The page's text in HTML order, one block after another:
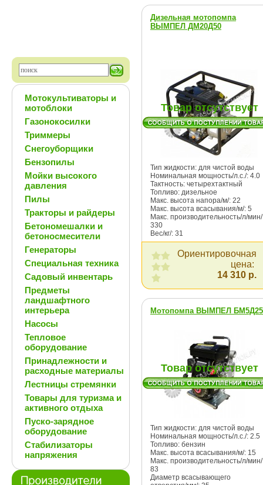
Мотокультиваторы и
мотоблоки
Газонокосилки
Триммеры
Снегоуборщики
Бензопилы
Мойки высокого
давления
Пилы
Тракторы и райдеры
Бетономешалки и
бетоносмесители
Генераторы
Специальная техника
Садовый инвентарь
Предметы
ландшафтного
интерьера
Насосы
Тепловое
оборудование
Принадлежности и
расходные материалы
Лестницы стремянки
Товары для туризма и
активного отдыха
Пуско-зарядное
оборудование
Стабилизаторы
напряжения
Дизельная мотопомпа
ВЫМПЕЛ ДМ20Д50
Товар отсутствует
Тип жидкости: для чистой воды
Номинальная мощность/л.с./: 4.0
Тактность: четырехтактный
Топливо: дизельное
Макс. высота напора/м/: 22
Макс. высота всасывания/м/: 5
Макс. производительность/л/
330
Вес/кг/: 31
Ориентировочная
цена:
14 310 р.
Мотопомпа ВЫМПЕЛ БМ5Д25
Товар отсутствует
Тип жидкости: для чистой воды
Номинальная мощность/л.с./: 2.5
Топливо: бензин
Макс. высота всасывания/м/: 15
Макс. производительность/л/
83
Диаметр всасывающего